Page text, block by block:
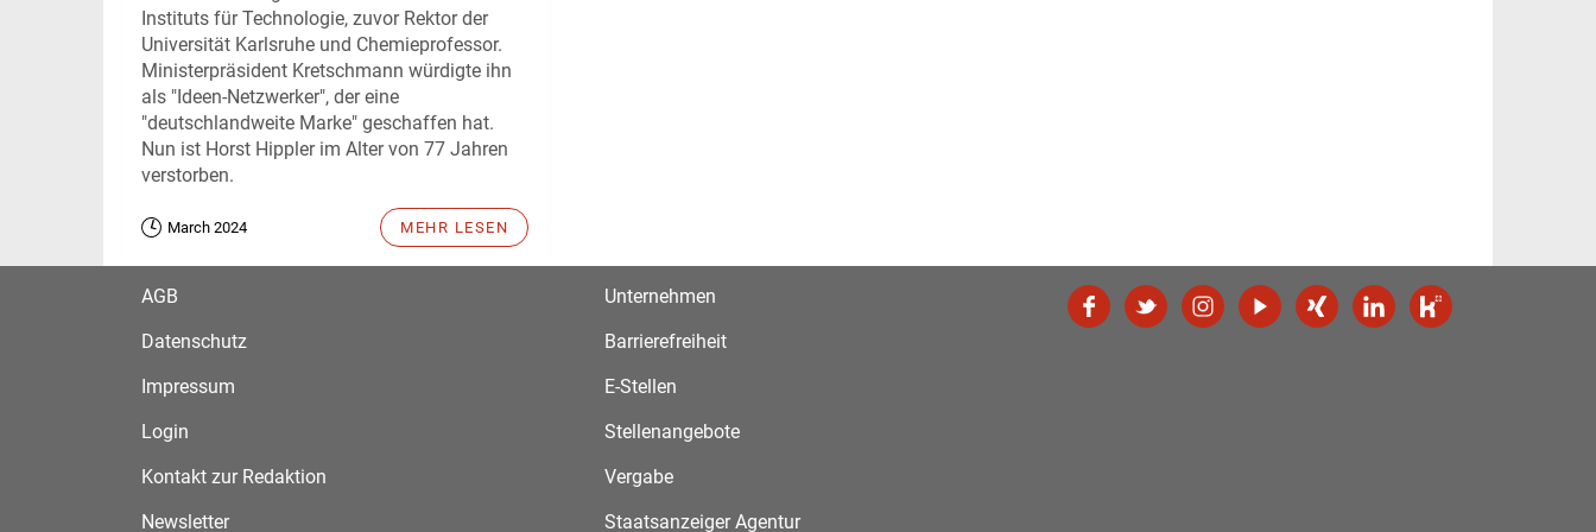
Instituts für Technologie, zuvor Rektor der
Universität Karlsruhe und Chemieprofessor.
Ministerpräsident Kretschmann würdigte ihn
als "Ideen-Netzwerker", der eine
"deutschlandweite Marke" geschaffen hat.
Nun ist Horst Hippler im Alter von 77 Jahren
verstorben.
March 2024 MEHR LESEN
AGB
Datenschutz
Impressum
Login
Kontakt zur Redaktion
Newsletter
Unternehmen
Barrierefreiheit
E-Stellen
Stellenangebote
Vergabe
Staatsanzeiger Agentur